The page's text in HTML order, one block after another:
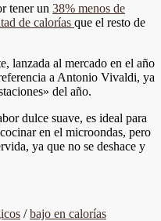
tener un 38% menos de
de calorías que el resto de
lanzada al mercado en el año
a Antonio Vivaldi, ya
del año.
dulce suave, es ideal para
en el microondas, pero
ya que no se deshace y
/bajo en calorías